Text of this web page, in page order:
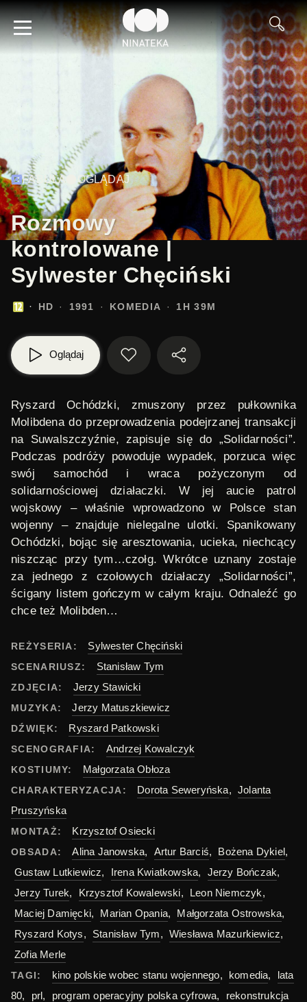
FABUŁA OGLĄDAJ
Rozmowy
kontrolowane |
Sylwester Chęciński
HD 1991 KOMEDIA 1H 39M
Oglądaj
Ryszard Ochódzki, zmuszony przez pułkownika
Molibdena do przeprowadzenia podejrzanej transakcji
na Suwalszczyźnie, zapisuje się do „Solidarności”.
Podczas podróży powoduje wypadek, porzuca więc
swój samochód i wraca pożyczonym od
solidarnościowej działaczki. W jej aucie patrol
wojskowy – właśnie wprowadzono w Polsce stan
wojenny – znajduje nielegalne ulotki. Spanikowany
Ochódzki, bojąc się aresztowania, ucieka, niechcący
niszcząc przy tym…czołg. Wkrótce uznany zostaje
za jednego z czołowych działaczy „Solidarności”,
ścigany listem gończym w całym kraju. Odnaleźć go
chce też Molibden…
REŻYSERIA: Sylwester Chęciński
SCENARIUSZ: Stanisław Tym
ZDJĘCIA: Jerzy Stawicki
MUZYKA: Jerzy Matuszkiewicz
DŹWIĘK: Ryszard Patkowski
SCENOGRAFIA: Andrzej Kowalczyk
KOSTIUMY: Małgorzata Obłoza
CHARAKTERYZACJA: Dorota Seweryńska, Jolanta
Pruszyńska
MONTAŻ: Krzysztof Osiecki
OBSADA: Alina Janowska, Artur Barciś, Bożena Dykiel,
Gustaw Lutkiewicz, Irena Kwiatkowska, Jerzy Bończak,
Jerzy Turek, Krzysztof Kowalewski, Leon Niemczyk,
Maciej Damięcki, Marian Opania, Małgorzata Ostrowska,
Ryszard Kotys, Stanisław Tym, Wiesława Mazurkiewicz,
Zofia Merle
TAGI: kino polskie wobec stanu wojennego, komedia,
lata
80, prl, program operacyjny polska cyfrowa,
rekonstrukcja